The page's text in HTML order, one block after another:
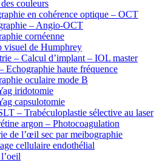
couleurs
en cohérence optique – OCT
– Angio-OCT
cornéenne
visuel de Humphrey
– Calcul d’implant – IOL master
Echographie haute fréquence
oculaire mode B
iridotomie
capsulotomie
– Trabéculoplastie sélective au laser
argon – Photocoagulation
de l’œil sec par meibographie
cellulaire endothélial